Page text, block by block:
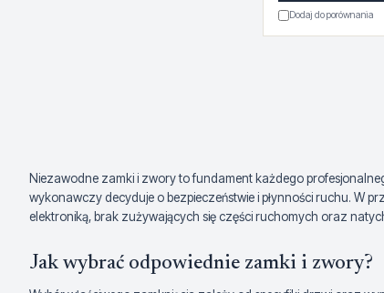
Dodaj do porównania
Niezawodne zamki i zwory to fundament każdego
wykonawczy decyduje o bezpieczeństwie i płynności ruchu. W
elektroniką, brak zużywających się części ruchomych oraz
Jak wybrać odpowiednie zamki i zwory?